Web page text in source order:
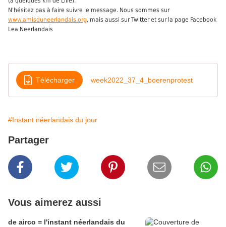
N'hésitez pas à faire suivre le message. Nous sommes sur
www.amisduneerlandais.org, mais aussi sur Twitter et sur la page Facebook
Lea Neerlandais
Télécharger week2022_37_4_boerenprotest
#Instant néerlandais du jour
Partager
Vous aimerez aussi
de airco = l'instant néerlandais du